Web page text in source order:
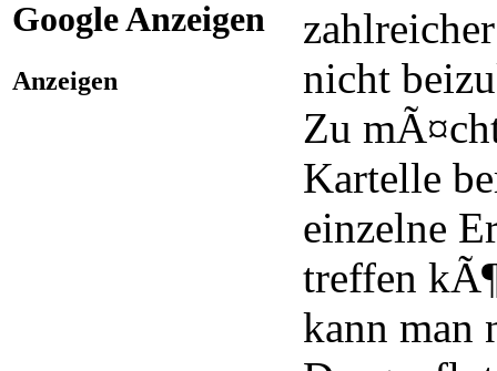
Google Anzeigen
Anzeigen
nicht
Zu
Kartelle
einzelne
treffen
kann man